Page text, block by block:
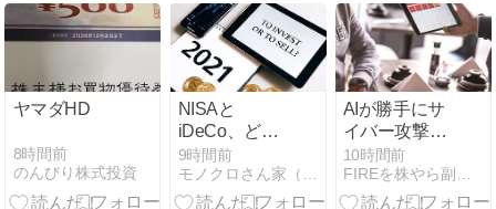
実績公開】
ヤマダHD
8時間前
のんびり株式投資
NISAと
iDeCo、どち
らを先に埋め
るべきか
9時間前
AIが勝手にサ
イバー攻撃を
しました…
10時間前